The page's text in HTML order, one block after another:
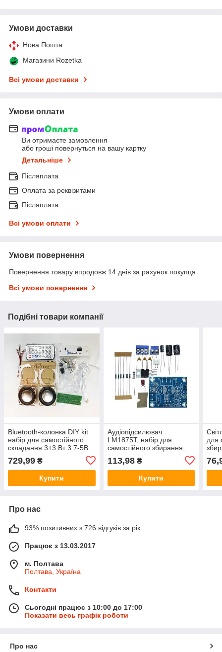
Умови доставки
Нова Пошта
Магазини Rozetka
Всі умови доставки
Умови оплати
Ви отримаєте замовлення
або гроші повернуться на вашу картку
Детальніше
Післяплата
Оплата за реквізитами
Післяплата
Всі умови оплати
Умови повернення
Повернення товару впродовж 14 днів за рахунок покупця
Всі умови повернення
Подібні товари компанії
Bluetooth-колонка DIY kit
набір для самостійного
складання 3+3 Вт 3.7-5В
729,99 ₴
Купити
Аудіопідсилювач
LM1875T, набір для
самостійного збирання,
113,98₴
Купити
для
Про нас
93% позитивних з 726 відгуків за рік
Працює з 13.03.2017
м. Полтава
Полтава, Україна
Контакти
Сьогодні працює з 10:00 до 17:00
Показати весь графік роботи
Про нас